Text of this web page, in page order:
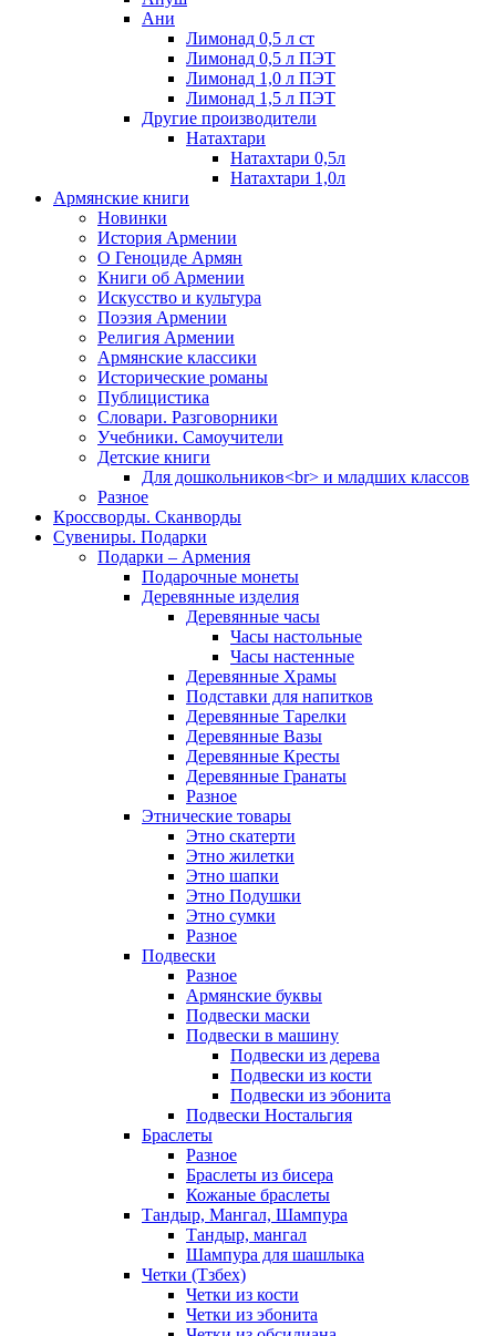
Ани
Лимонад 0,5 л ст
Лимонад 0,5 л ПЭТ
Лимонад 1,0 л ПЭТ
Лимонад 1,5 л ПЭТ
Другие производители
Натахтари
Натахтари 0,5л
Натахтари 1,0л
Армянские книги
Новинки
История Армении
О Геноциде Армян
Книги об Армении
Иcкусство и культура
Поэзия Армении
Религия Армении
Армянские классики
Исторические романы
Публицистика
Словари. Разговорники
Учебники. Самоучители
Детские книги
Для дошкольников<br> и младших классов
Разное
Кроссворды. Сканворды
Сувениры. Подарки
Подарки – Армения
Подарочные монеты
Деревянные изделия
Деревянные часы
Часы настольные
Часы настенные
Деревянные Храмы
Подставки для напитков
Деревянные Тарелки
Деревянные Вазы
Деревянные Кресты
Деревянные Гранаты
Разное
Этнические товары
Этно скатерти
Этно жилетки
Этно шапки
Этно Подушки
Этно сумки
Разное
Подвески
Разное
Армянские буквы
Подвески маски
Подвески в машину
Подвески из дерева
Подвески из кости
Подвески из эбонита
Подвески Ностальгия
Браслеты
Разное
Браслеты из бисера
Кожаные браслеты
Тандыр, Мангал, Шампура
Тандыр, мангал
Шампура для шашлыка
Четки (Тзбех)
Четки из кости
Четки из эбонита